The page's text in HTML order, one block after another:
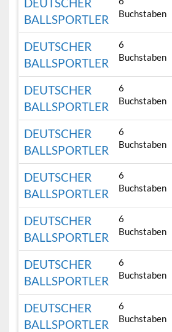
DEUTSCHER
BALLSPORTLER
Buchstaben
DEUTSCHER
BALLSPORTLER
6
Buchstaben
DEUTSCHER
BALLSPORTLER
6
Buchstaben
DEUTSCHER
BALLSPORTLER
6
Buchstaben
DEUTSCHER
BALLSPORTLER
6
Buchstaben
DEUTSCHER
BALLSPORTLER
6
Buchstaben
DEUTSCHER
BALLSPORTLER
6
Buchstaben
DEUTSCHER
BALLSPORTLER
6
Buchstaben